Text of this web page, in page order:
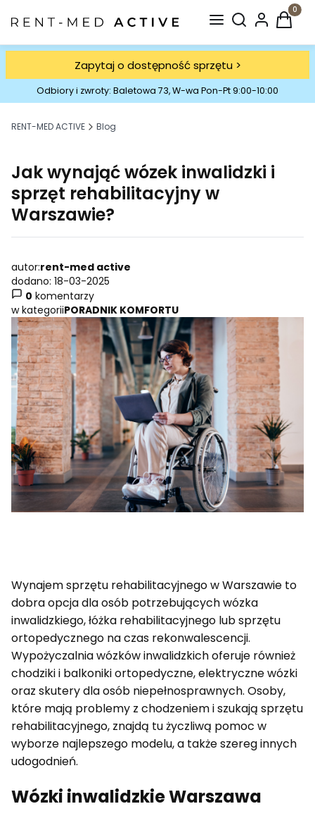
Otwórz
Zapytaj o dostępność sprzętu >
Odbiory i zwroty: Baletowa 73, W-wa Pon-Pt 9:00-10:00
RENT-MED ACTIVE Blog
Jak wynająć wózek inwalidzki i
sprzęt rehabilitacyjny w
Warszawie?
autor:rent-med active
dodano: 18-03-2025
0 komentarzy
w kategoriiPORADNIK KOMFORTU
Wynajem sprzętu rehabilitacyjnego w Warszawie to
dobra opcja dla osób potrzebujących wózka
inwalidzkiego, łóżka rehabilitacyjnego lub sprzętu
ortopedycznego na czas rekonwalescencji.
Wypożyczalnia wózków inwalidzkich oferuje również
chodziki i balkoniki ortopedyczne, elektryczne wózki
oraz skutery dla osób niepełnosprawnych. Osoby,
które mają problemy z chodzeniem i szukają sprzętu
rehabilitacyjnego, znajdą tu życzliwą pomoc w
wyborze najlepszego modelu, a także szereg innych
udogodnień.
Wózki inwalidzkie Warszawa